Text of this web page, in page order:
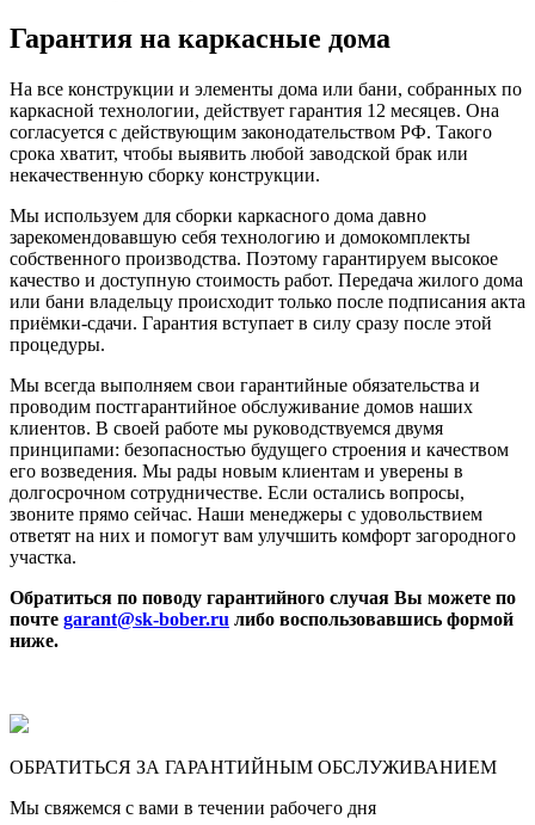
Гарантия на каркасные дома
На все конструкции и элементы дома или бани, собранных по
каркасной технологии, действует гарантия 12 месяцев. Она
согласуется с действующим законодательством РФ. Такого
срока хватит, чтобы выявить любой заводской брак или
некачественную сборку конструкции.
Мы используем для сборки каркасного дома давно
зарекомендовавшую себя технологию и домокомплекты
собственного производства. Поэтому гарантируем высокое
качество и доступную стоимость работ. Передача жилого дома
или бани владельцу происходит только после подписания акта
приёмки-сдачи. Гарантия вступает в силу сразу после этой
процедуры.
Мы всегда выполняем свои гарантийные обязательства и
проводим постгарантийное обслуживание домов наших
клиентов. В своей работе мы руководствуемся двумя
принципами: безопасностью будущего строения и качеством
его возведения. Мы рады новым клиентам и уверены в
долгосрочном сотрудничестве. Если остались вопросы,
звоните прямо сейчас. Наши менеджеры с удовольствием
ответят на них и помогут вам улучшить комфорт загородного
участка.
Обратиться по поводу гарантийного случая Вы можете по
почте garant@sk-bober.ru либо воспользовавшись формой
ниже.
ОБРАТИТЬСЯ ЗА ГАРАНТИЙНЫМ ОБСЛУЖИВАНИЕМ
Мы свяжемся с вами в течении рабочего дня